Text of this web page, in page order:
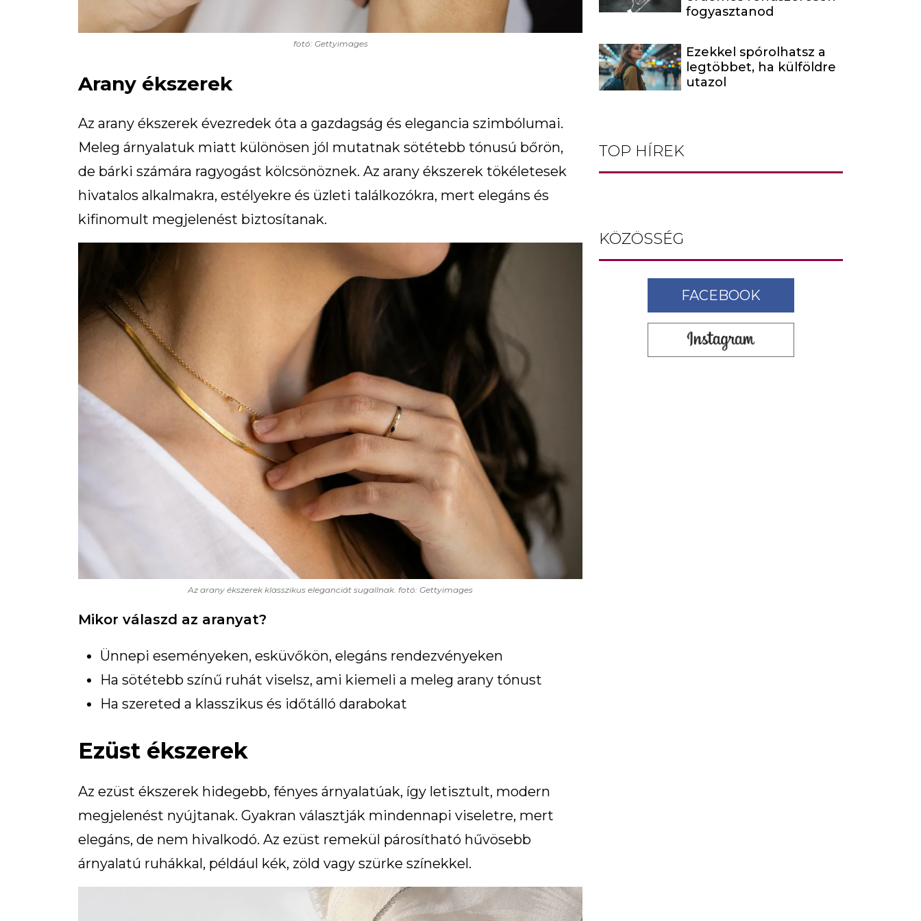
fotó: Gettyimages
Arany ékszerek
Az arany ékszerek évezredek óta a gazdagság és elegancia szimbólumai.
Meleg árnyalatuk miatt különösen jól mutatnak sötétebb tónusú bőrön,
de bárki számára ragyogást kölcsönöznek. Az arany ékszerek tökéletesek
hivatalos alkalmakra, estélyekre és üzleti találkozókra, mert elegáns és
kifinomult megjelenést biztosítanak.
Az arany ékszerek klasszikus eleganciát sugallnak. fotó: Gettyimages
Mikor válaszd az aranyat?
Ünnepi eseményeken, esküvőkön, elegáns rendezvényeken
Ha sötétebb színű ruhát viselsz, ami kiemeli a meleg arany tónust
Ha szereted a klasszikus és időtálló darabokat
Ezüst ékszerek
Az ezüst ékszerek hidegebb, fényes árnyalatúak, így letisztult, modern
megjelenést nyújtanak. Gyakran választják mindennapi viseletre, mert
elegáns, de nem hivalkodó. Az ezüst remekül párosítható hűvösebb
árnyalatú ruhákkal, például kék, zöld vagy szürke színekkel.
fogyasztanod
Ezekkel spórolhatsz a
legtöbbet, ha külföldre
utazol
TOP HÍREK
KÖZÖSSÉG
FACEBOOK